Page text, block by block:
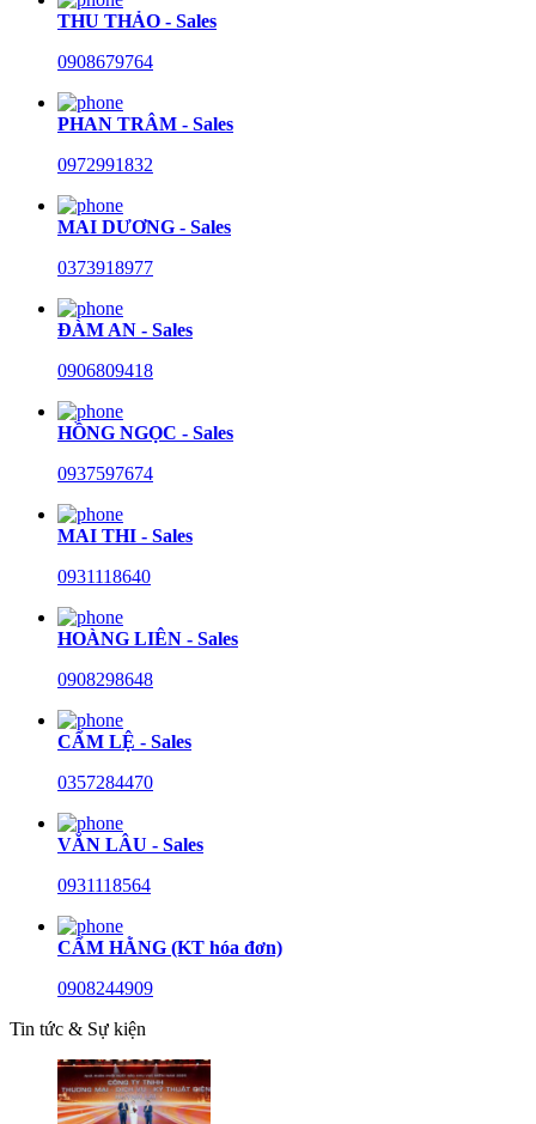
THU THẢO - Sales
0908679764
PHAN TRÂM - Sales
0972991832
MAI DƯƠNG - Sales
0373918977
ĐÀM AN - Sales
0906809418
HỒNG NGỌC - Sales
0937597674
MAI THI - Sales
0931118640
HOÀNG LIÊN - Sales
0908298648
CẨM LỆ - Sales
0357284470
VĂN LÂU - Sales
0931118564
CẨM HẰNG (KT hóa đơn)
0908244909
Tin tức & Sự kiện